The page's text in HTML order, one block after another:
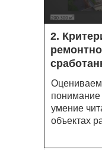
Оцениваем
понимание
умение
объектах
2.